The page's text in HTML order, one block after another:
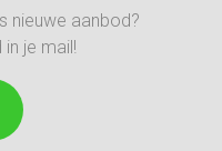
nieuwe aanbod?
je mail!